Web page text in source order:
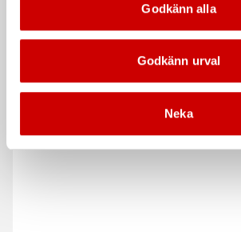
Godkänn alla
Godkänn urval
Neka
Sidavbitare finelektronik
Teleskopisk